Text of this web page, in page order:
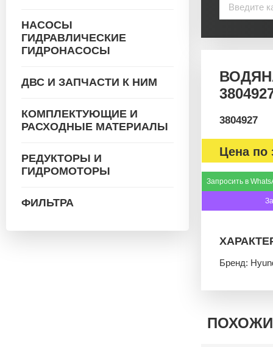
НАСОСЫ
ГИДРАВЛИЧЕСКИЕ
ГИДРОНАСОСЫ
ДВС И ЗАПЧАСТИ К НИМ
КОМПЛЕКТУЮЩИЕ И
РАСХОДНЫЕ МАТЕРИАЛЫ
РЕДУКТОРЫ И
ГИДРОМОТОРЫ
ФИЛЬТРА
3804927
Цена по
Запросить в
Бренд: